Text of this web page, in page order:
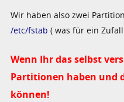
Wir haben also zwei
/etc/fstab ( was für ein Zufall
Wenn Ihr das selbst
Partitionen haben und
können!